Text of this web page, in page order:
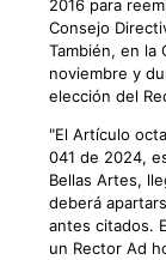
2016 para
Consejo
También, en la
noviembre y
elección del
"El Artículo
041 de 2024,
Bellas Artes,
deberá
antes citados.
un Rector Ad